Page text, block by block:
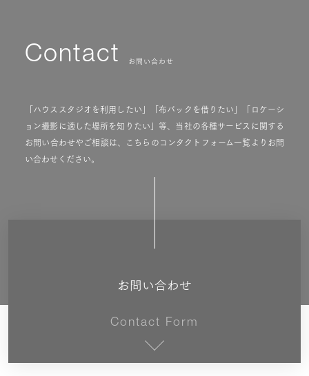
Contact お問い合わせ
「ハウススタジオを利用したい」「布バックを借りたい」「ロケーシ
ョン撮影に適した場所を知りたい」等、当社の各種サービスに関する
お問い合わせやご相談は、こちらのコンタクトフォーム一覧よりお問
い合わせください。
お問い合わせ
Contact Form